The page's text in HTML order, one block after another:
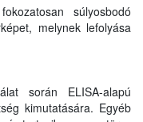
súlyosbodó
melynek lefolyása
során ELISA-alapú
kimutatására. Egyéb